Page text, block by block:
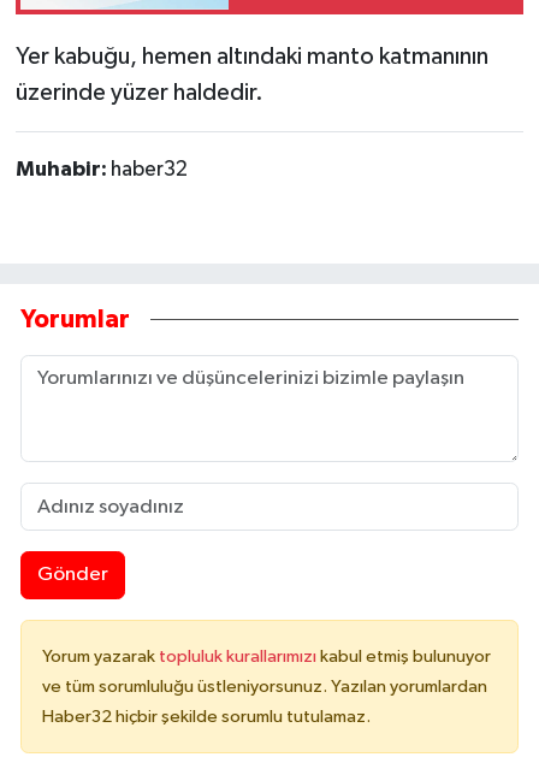
Yer kabuğu, hemen altındaki manto katmanının
üzerinde yüzer haldedir.
Muhabir: haber32
Yorumlar
Gönder
Yorum yazarak topluluk kurallarımızı kabul etmiş bulunuyor
ve tüm sorumluluğu üstleniyorsunuz. Yazılan yorumlardan
Haber32 hiçbir şekilde sorumlu tutulamaz.
Türkiye